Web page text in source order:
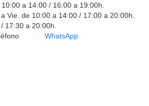
a 14:00 / 16:00 a 19:00h.
Vie. de 10:00 a 14:00 / 17:00 a 20:00h.
17:30 a 20:00h.
WhatsApp